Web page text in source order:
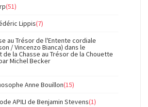
(51)
Lippis(7)
au Trésor de l'Entente cordiale
/ Vincenzo Bianca) dans le
la Chasse au Trésor de la Chouette
Michel Becker
Anne Bouillon(15)
APILI de Benjamin Stevens(1)